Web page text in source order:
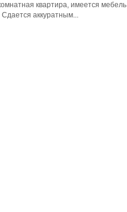
квартира, имеется
Сдается аккуратным...